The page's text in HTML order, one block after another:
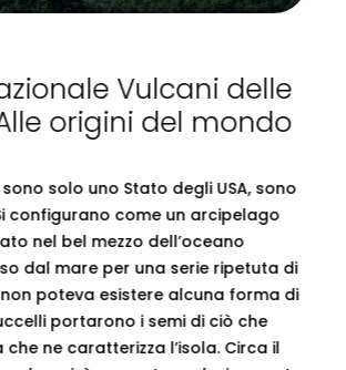
Vulcani delle
origini del mondo
sono solo uno Stato degli USA, sono
configurano come un arcipelago
nel bel mezzo dell’oceano
dal mare per una serie ripetuta di
poteva esistere alcuna forma di
portarono i semi di ciò che
ne caratterizza l’isola. Circa il